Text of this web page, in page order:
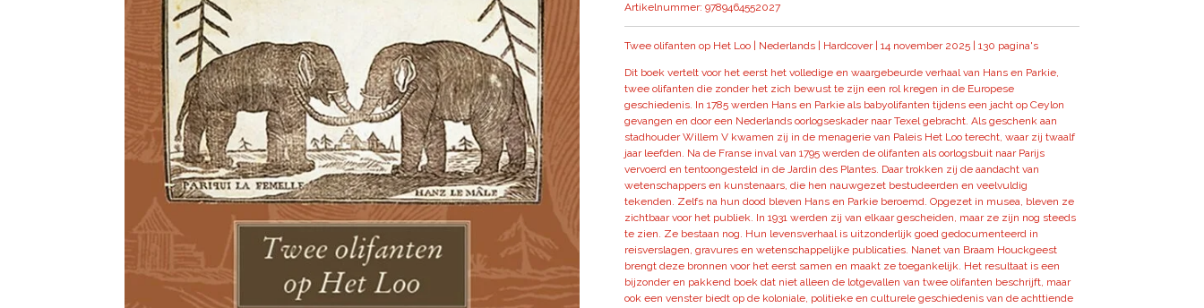
Artikelnummer: 9789464552027
Twee olifanten op Het Loo | Nederlands | Hardcover | 14 november 2025 | 130 pagina's
Dit boek vertelt voor het eerst het volledige en waargebeurde verhaal van Hans en Parkie,
twee olifanten die zonder het zich bewust te zijn een rol kregen in de Europese
geschiedenis. In 1785 werden Hans en Parkie als babyolifanten tijdens een jacht op Ceylon
gevangen en door een Nederlands oorlogseskader naar Texel gebracht. Als geschenk aan
stadhouder Willem V kwamen zij in de menagerie van Paleis Het Loo terecht, waar zij twaalf
jaar leefden. Na de Franse inval van 1795 werden de olifanten als oorlogsbuit naar Parijs
vervoerd en tentoongesteld in de Jardin des Plantes. Daar trokken zij de aandacht van
wetenschappers en kunstenaars, die hen nauwgezet bestudeerden en veelvuldig
tekenden. Zelfs na hun dood bleven Hans en Parkie beroemd. Opgezet in musea, bleven ze
zichtbaar voor het publiek. In 1931 werden zij van elkaar gescheiden, maar ze zijn nog steeds
te zien. Ze bestaan nog. Hun levensverhaal is uitzonderlijk goed gedocumenteerd in
reisverslagen, gravures en wetenschappelijke publicaties. Nanet van Braam Houckgeest
brengt deze bronnen voor het eerst samen en maakt ze toegankelijk. Het resultaat is een
bijzonder en pakkend boek dat niet alleen de lotgevallen van twee olifanten beschrijft, maar
ook een venster biedt op de koloniale, politieke en culturele geschiedenis van de achttiende